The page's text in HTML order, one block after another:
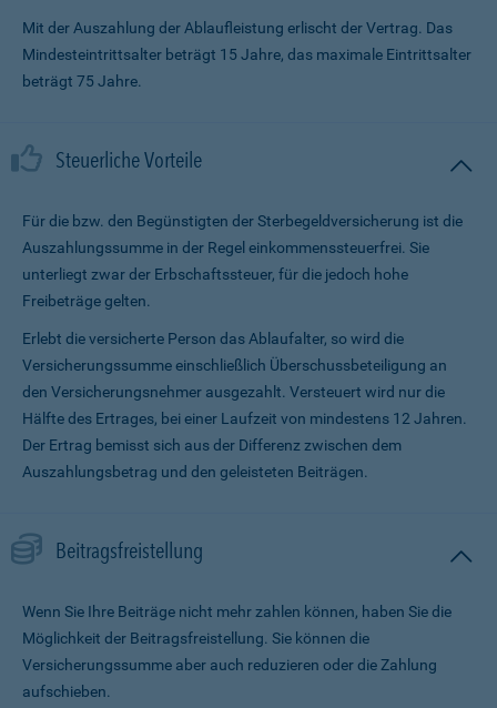
Mit der Auszahlung der Ablaufleistung erlischt der Vertrag. Das
Mindesteintrittsalter beträgt 15 Jahre, das maximale Eintrittsalter
beträgt 75 Jahre.
Steuerliche Vorteile
Für die bzw. den Begünstigten der Sterbegeldversicherung ist die
Auszahlungssumme in der Regel einkommenssteuerfrei. Sie
unterliegt zwar der Erbschaftssteuer, für die jedoch hohe
Freibeträge gelten.
Erlebt die versicherte Person das Ablaufalter, so wird die
Versicherungssumme ein­schließlich Überschussbeteiligung an
den Versicherungsnehmer ausgezahlt. Versteuert wird nur die
Hälfte des Ertrages, bei einer Laufzeit von mindestens 12 Jahren.
Der Ertrag bemisst sich aus der Differenz zwischen dem
Auszahlungsbetrag und den geleisteten Beiträgen.
Beitragsfreistellung
Wenn Sie Ihre Beiträge nicht mehr zahlen können, haben Sie die
Möglichkeit der Beitragsfreistellung. Sie können die
Versicherungssumme aber auch reduzieren oder die Zahlung
aufschieben.